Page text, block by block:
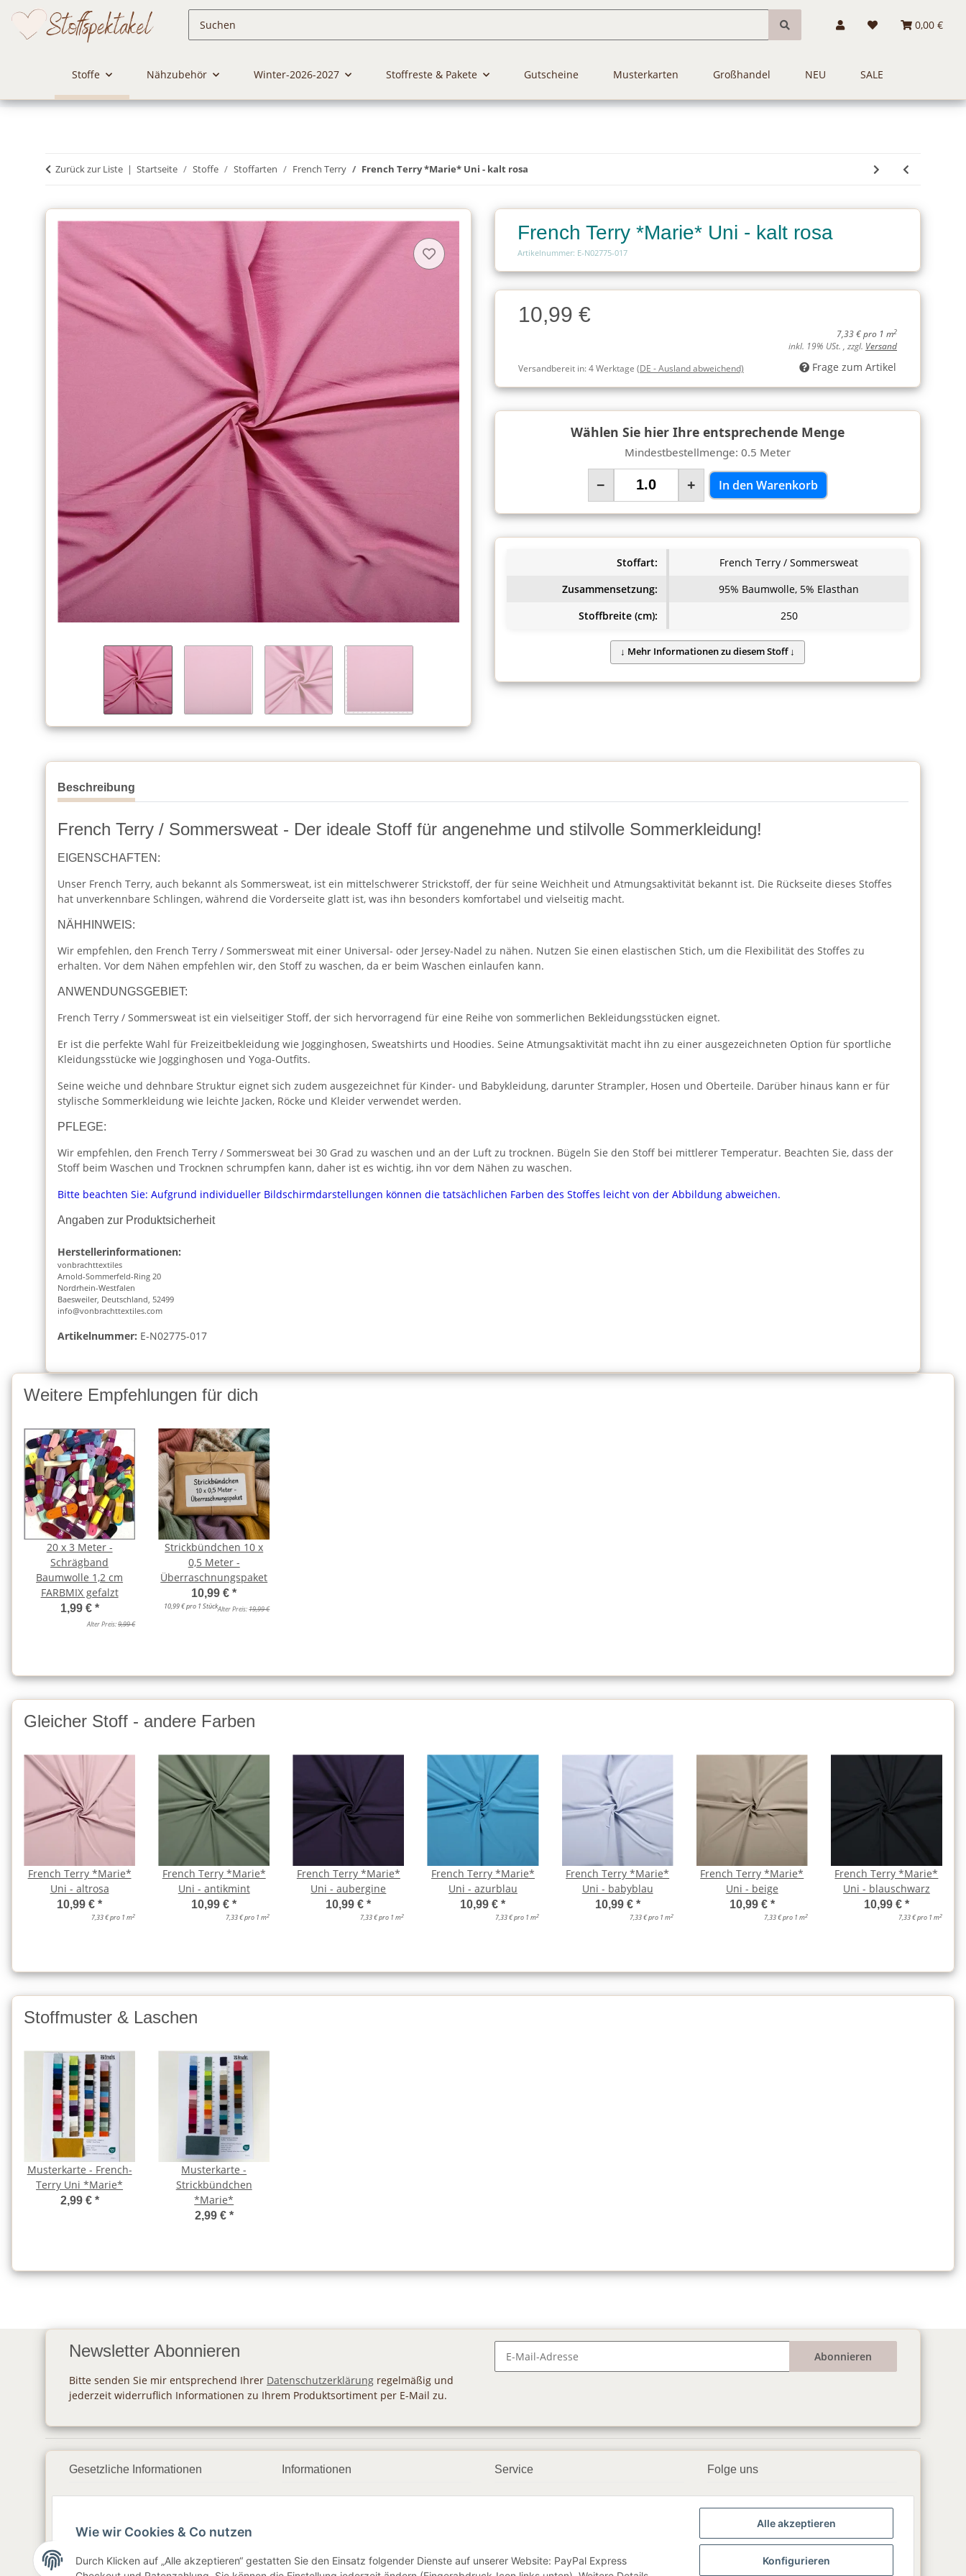
0,00 €
Stoffe Nähzubehör Winter-2026-2027 Stoffreste & Pakete Gutscheine Musterkarten Großhandel NEU SALE
Zurück zur Liste Startseite Stoffe Stoffarten French Terry French Terry *Marie* Uni - kalt rosa
French Terry *Marie* Uni - kalt rosa
Artikelnummer: E-N02775-017
Charge
Charge10,99 €
7,33 € pro 1 m2
inkl. 19% USt. , zzgl. Versand
Versandbereit in:4 Werktage (DE - Ausland abweichend) Frage zum Artikel
Wählen Sie hier Ihre entsprechende Menge
Mindestbestellmenge: 0.5 Meter
− + In den Warenkorb
Stoffart:
French Terry / Sommersweat
Zusammensetzung:
95% Baumwolle, 5% Elasthan
Stoffbreite (cm):
250
Beschreibung
French Terry / Sommersweat - Der ideale Stoff für angenehme und stilvolle Sommerkleidung!
EIGENSCHAFTEN:
Unser French Terry, auch bekannt als Sommersweat, ist ein mittelschwerer Strickstoff, der für seine Weichheit und Atmungsaktivität bekannt ist. Die Rückseite dieses Stoffes
hat unverkennbare Schlingen, während die Vorderseite glatt ist, was ihn besonders komfortabel und vielseitig macht.
NÄHHINWEIS:
Wir empfehlen, den French Terry / Sommersweat mit einer Universal- oder Jersey-Nadel zu nähen. Nutzen Sie einen elastischen Stich, um die Flexibilität des Stoffes zu
erhalten. Vor dem Nähen empfehlen wir, den Stoff zu waschen, da er beim Waschen einlaufen kann.
ANWENDUNGSGEBIET:
French Terry / Sommersweat ist ein vielseitiger Stoff, der sich hervorragend für eine Reihe von sommerlichen Bekleidungsstücken eignet.
Er ist die perfekte Wahl für Freizeitbekleidung wie Jogginghosen, Sweatshirts und Hoodies. Seine Atmungsaktivität macht ihn zu einer ausgezeichneten Option für sportliche
Kleidungsstücke wie Jogginghosen und Yoga-Outfits.
Seine weiche und dehnbare Struktur eignet sich zudem ausgezeichnet für Kinder- und Babykleidung, darunter Strampler, Hosen und Oberteile. Darüber hinaus kann er für
stylische Sommerkleidung wie leichte Jacken, Röcke und Kleider verwendet werden.
PFLEGE:
Wir empfehlen, den French Terry / Sommersweat bei 30 Grad zu waschen und an der Luft zu trocknen. Bügeln Sie den Stoff bei mittlerer Temperatur. Beachten Sie, dass der
Stoff beim Waschen und Trocknen schrumpfen kann, daher ist es wichtig, ihn vor dem Nähen zu waschen.
Bitte beachten Sie: Aufgrund individueller Bildschirmdarstellungen können die tatsächlichen Farben des Stoffes leicht von der Abbildung abweichen.
Angaben zur Produktsicherheit
Herstellerinformationen:
vonbrachttextiles
Arnold-Sommerfeld-Ring 20
Nordrhein-Westfalen
Baesweiler, Deutschland, 52499
info@vonbrachttextiles.com
Artikelnummer: E-N02775-017
Weitere Empfehlungen für dich
20 x 3 Meter -
Schrägband
Baumwolle 1,2 cm
FARBMIX gefalzt
1,99 € *
Alter Preis:9,99 €
Strickbündchen 10 x
0,5 Meter -
Überraschnungspaket
10,99 €*
10,99 € pro 1 StückAlter Preis:19,99 €
Gleicher Stoff - andere Farben
French Terry *Marie*
Uni - altrosa
10,99 €*
7,33 € pro 1 m2
French Terry *Marie*
Uni - antikmint
10,99 €*
7,33 € pro 1 m2
French Terry *Marie*
Uni - aubergine
10,99 €*
7,33 € pro 1 m2
French Terry *Marie*
Uni - azurblau
10,99 €*
7,33 € pro 1 m2
French Terry *Marie*
Uni - babyblau
10,99 € *
7,33 € pro 1 m2
French Terry *Marie*
Uni - beige
10,99 € *
7,33 € pro 1 m2
French Terry *Marie*
Uni - blauschwarz
10,99 € *
7,33 € pro 1 m2
Stoffmuster & Laschen
Musterkarte - French-
Terry Uni *Marie*
2,99 € *
Musterkarte -
Strickbündchen
*Marie*
2,99 € *
Newsletter Abonnieren
Bitte senden Sie mir entsprechend Ihrer Datenschutzerklärung regelmäßig und
jederzeit widerruflich Informationen zu Ihrem Produktsortiment per E-Mail zu.
Abonnieren
Gesetzliche Informationen
AGB
Sitemap
Informationen
Newsletter
Service Folge uns
▶️ YouTube
📸 Instagram
Wie wir Cookies & Co nutzen
Durch Klicken auf „Alle akzeptieren“ gestatten Sie den Einsatz folgender Dienste auf unserer Website: PayPal Express
Alle akzeptieren
Konfigurieren